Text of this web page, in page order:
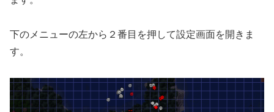
下のメニューの左から２番目を押して設定画面を開きま
す。